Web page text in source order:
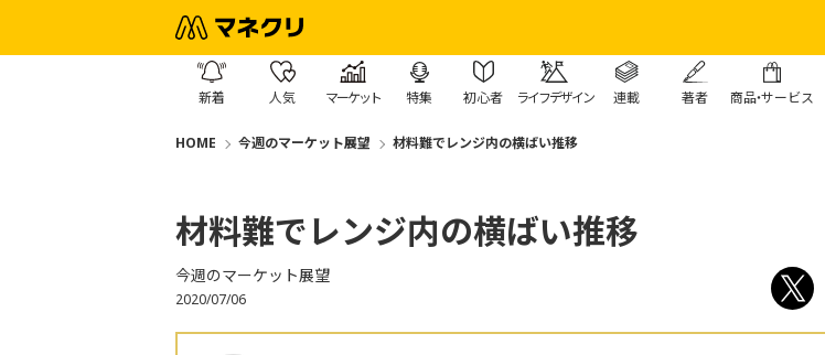
新着 人気 マーケット 特集 初心者 ライフデザイン 連載 著者 商品・サービス
HOME 今週のマーケット展望 材料難でレンジ内の横ばい推移
材料難でレンジ内の横ばい推移
今週のマーケット展望
2020/07/06